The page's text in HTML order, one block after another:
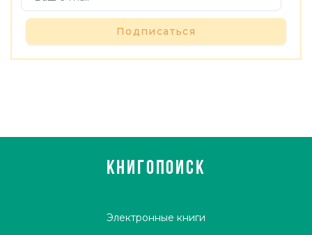
Подписаться
КНИГОПОИСК
Электронные книги